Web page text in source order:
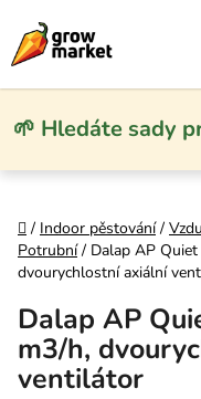
🌱 Hledáte sady
Domů
/ Indoor pěstování /
Potrubní / Dalap AP
dvourychlostní axiální
Dalap AP
m3/h,
ventilátor